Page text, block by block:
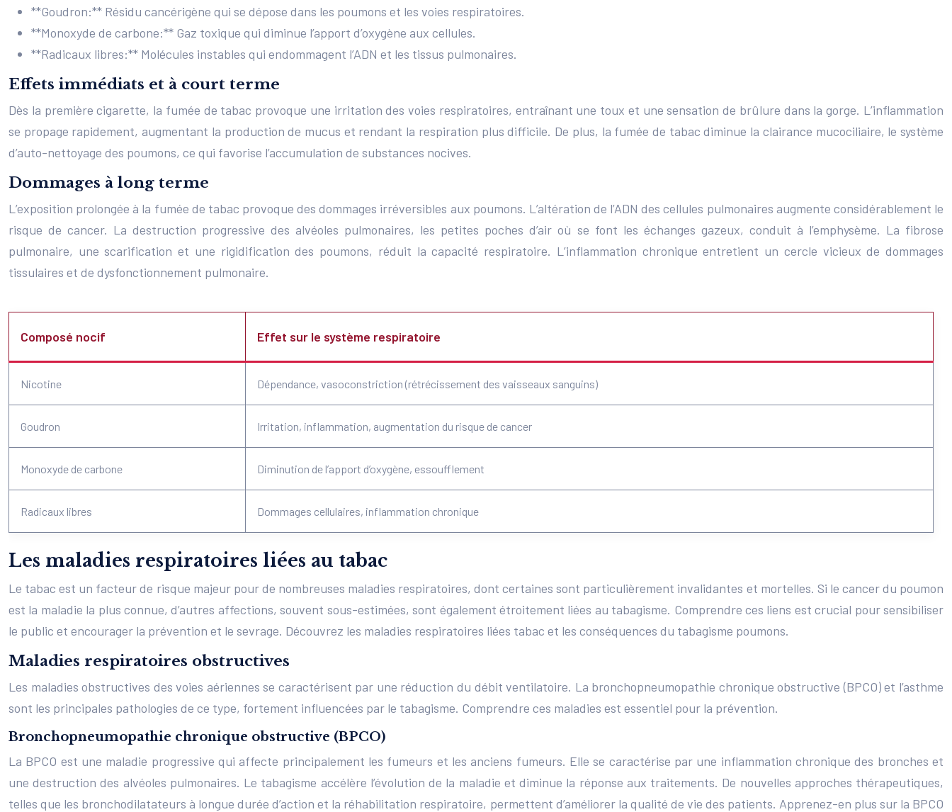
**Goudron:** Résidu cancérigène qui se dépose dans les poumons et les voies respiratoires.
**Monoxyde de carbone:** Gaz toxique qui diminue l’apport d’oxygène aux cellules.
**Radicaux libres:** Molécules instables qui endommagent l’ADN et les tissus pulmonaires.
Effets immédiats et à court terme
Dès la première cigarette, la fumée de tabac provoque une irritation des voies respiratoires, entraînant une toux et une sensation de brûlure dans la gorge. L’inflammation
se propage rapidement, augmentant la production de mucus et rendant la respiration plus difficile. De plus, la fumée de tabac diminue la clairance mucociliaire, le système
d’auto-nettoyage des poumons, ce qui favorise l’accumulation de substances nocives.
Dommages à long terme
L’exposition prolongée à la fumée de tabac provoque des dommages irréversibles aux poumons. L’altération de l’ADN des cellules pulmonaires augmente considérablement le
risque de cancer. La destruction progressive des alvéoles pulmonaires, les petites poches d’air où se font les échanges gazeux, conduit à l’emphysème. La fibrose
pulmonaire, une scarification et une rigidification des poumons, réduit la capacité respiratoire. L’inflammation chronique entretient un cercle vicieux de dommages
tissulaires et de dysfonctionnement pulmonaire.
Composé nocif Effet sur le système respiratoire
Nicotine Dépendance, vasoconstriction (rétrécissement des vaisseaux sanguins)
Goudron Irritation, inflammation, augmentation du risque de cancer
Monoxyde de carbone Diminution de l’apport d’oxygène, essoufflement
Radicaux libres Dommages cellulaires, inflammation chronique
Les maladies respiratoires liées au tabac
Le tabac est un facteur de risque majeur pour de nombreuses maladies respiratoires, dont certaines sont particulièrement invalidantes et mortelles. Si le cancer du poumon
est la maladie la plus connue, d’autres affections, souvent sous-estimées, sont également étroitement liées au tabagisme. Comprendre ces liens est crucial pour sensibiliser
le public et encourager la prévention et le sevrage. Découvrez les maladies respiratoires liées tabac et les conséquences du tabagisme poumons.
Maladies respiratoires obstructives
Les maladies obstructives des voies aériennes se caractérisent par une réduction du débit ventilatoire. La bronchopneumopathie chronique obstructive (BPCO) et l’asthme
sont les principales pathologies de ce type, fortement influencées par le tabagisme. Comprendre ces maladies est essentiel pour la prévention.
Bronchopneumopathie chronique obstructive (BPCO)
La BPCO est une maladie progressive qui affecte principalement les fumeurs et les anciens fumeurs. Elle se caractérise par une inflammation chronique des bronches et
une destruction des alvéoles pulmonaires. Le tabagisme accélère l’évolution de la maladie et diminue la réponse aux traitements. De nouvelles approches thérapeutiques,
telles que les bronchodilatateurs à longue durée d’action et la réhabilitation respiratoire, permettent d’améliorer la qualité de vie des patients. Apprenez-en plus sur la BPCO